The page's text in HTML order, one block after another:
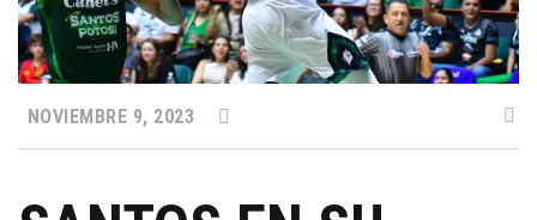
NOVIEMBRE 9, 2023